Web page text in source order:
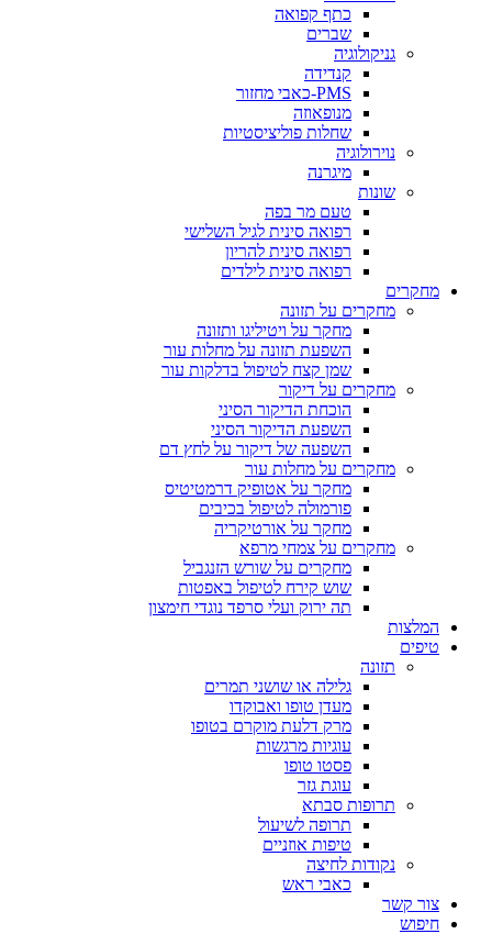
כתף קפואה
שברים
גניקולוגיה
קנדידה
PMS-כאבי מחזור
מנופאוזה
שחלות פוליציסטיות
נוירולוגיה
מיגרנה
שונות
טעם מר בפה
רפואה סינית לגיל השלישי
רפואה סינית להריון
רפואה סינית לילדים
מחקרים
מחקרים על תזונה
מחקר על ויטיליגו ותזונה
השפעת תזונה על מחלות עור
שמן קצח לטיפול בדלקות עור
מחקרים על דיקור
הוכחת הדיקור הסיני
השפעת הדיקור הסיני
השפעה של דיקור על לחץ דם
מחקרים על מחלות עור
מחקר על אטופיק דרמטיטיס
פורמולה לטיפול בכיבים
מחקר על אורטיקריה
מחקרים על צמחי מרפא
מחקרים על שורש הזנגביל
שוש קירח לטיפול באפטות
תה ירוק ועלי סרפד נוגדי חימצון
המלצות
טיפים
תזונה
גלילה או שושני תמרים
מעדן טופו ואבוקדו
מרק דלעת מוקרם בטופו
עוגיות מרגשות
פסטו טופו
עוגת גזר
תרופות סבתא
תרופה לשיעול
טיפות אוזניים
נקודות לחיצה
כאבי ראש
צור קשר
חיפוש